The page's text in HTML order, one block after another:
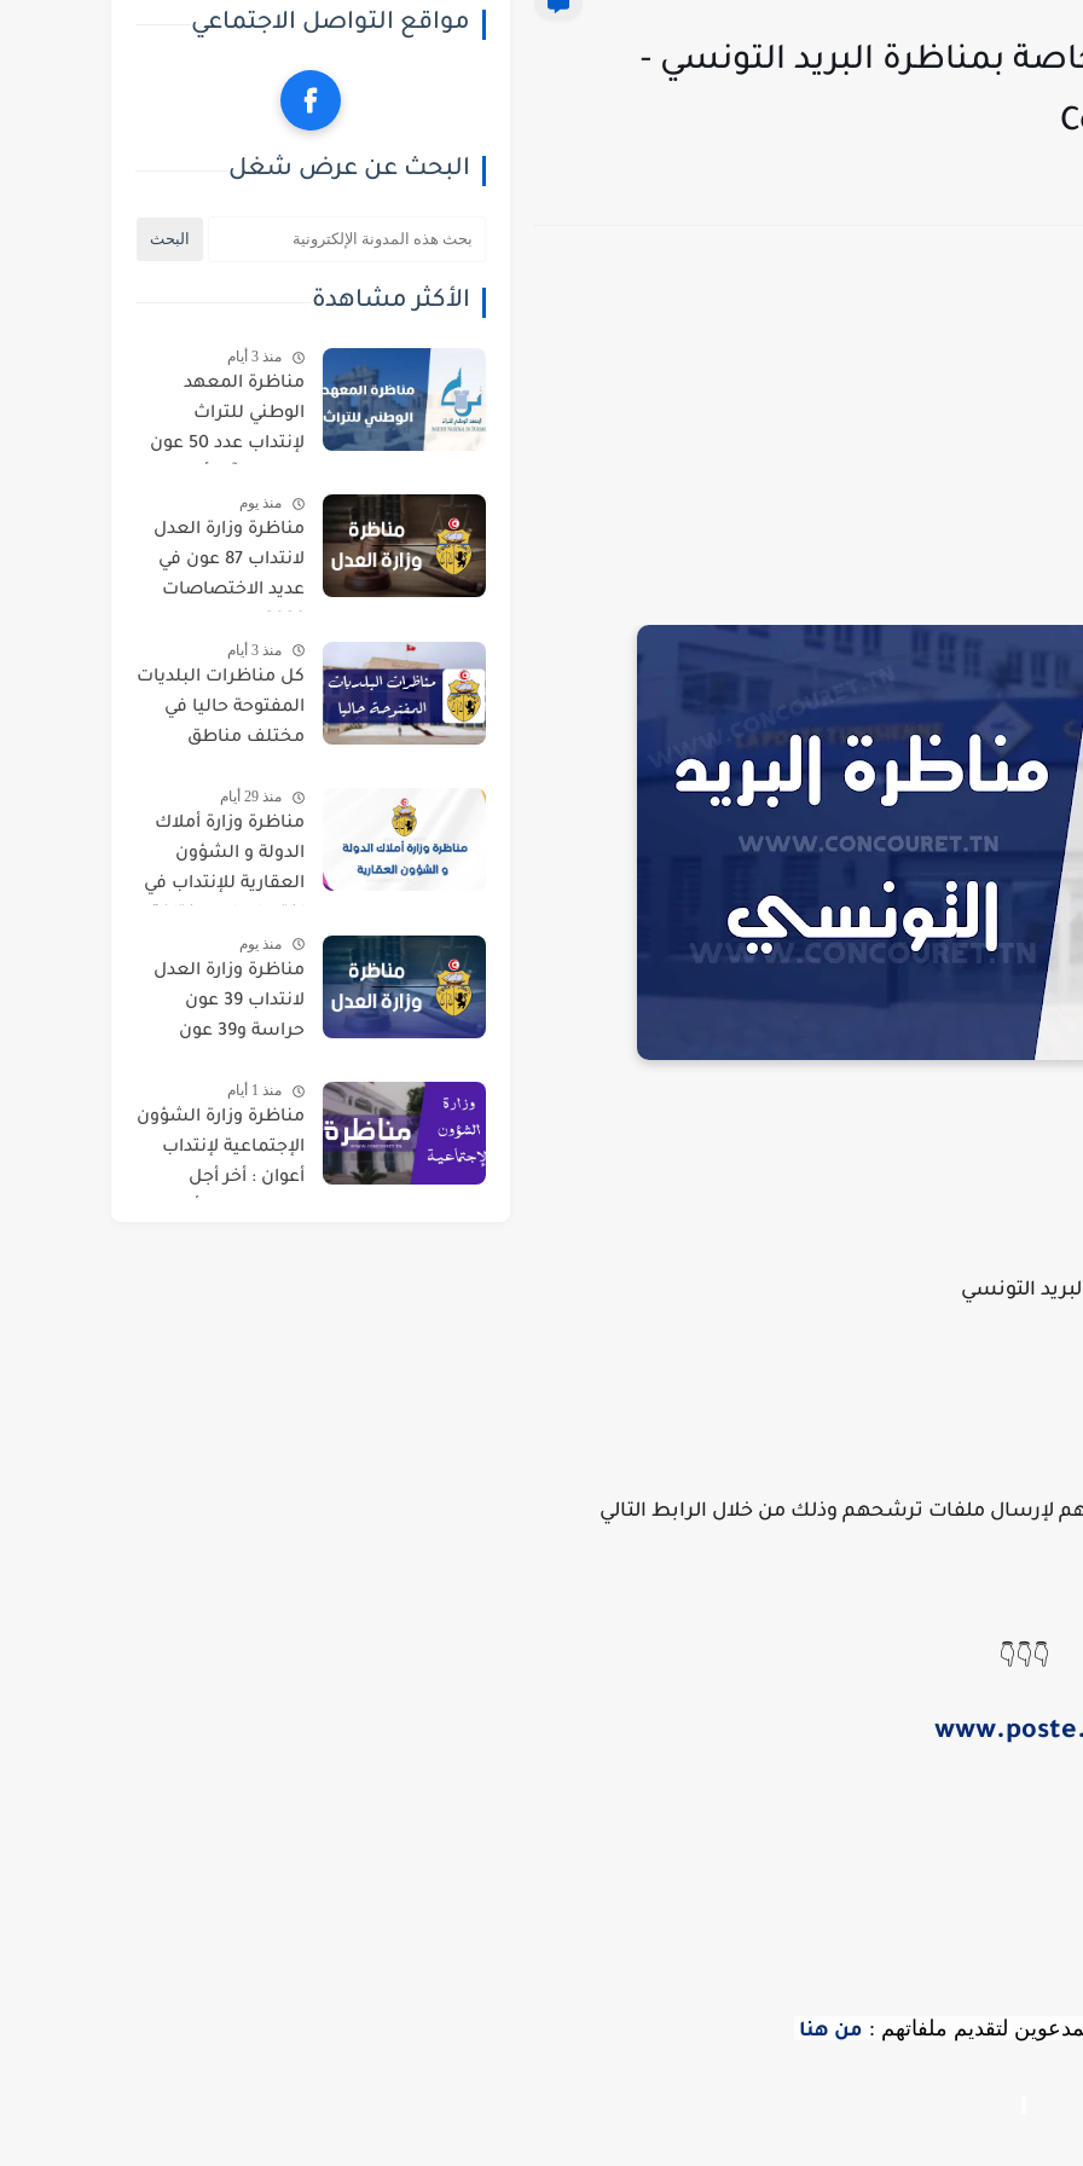
بمناظرة البريد التونسي -
التونسي
لإرسال ملفات ترشحهم وذلك من خلال الرابط التالي
👇👇👇
لتقديم ملفاتهم : من هنا
مواقع التواصل الاجتماعي
البحث عن عرض شغل
الأكثر مشاهدة
منذ 3 أيام
مناظرة المعهد
الوطني للتراث
لإنتداب عدد 50 عون
2026
منذ يوم
مناظرة وزارة العدل
لانتداب 87 عون في
عديد الاختصاصات
منذ 3 أيام
كل مناظرات البلديات
المفتوحة حاليا في
مختلف مناطق
منذ 29 أيام
مناظرة وزارة أملاك
الدولة و الشؤون
العقارية للإنتداب في
منذ يوم
مناظرة وزارة العدل
لانتداب 39 عون
حراسة و39 عون
منذ 1 أيام
مناظرة وزارة الشؤون
الإجتماعية لإنتداب
أعوان : أخر أجل